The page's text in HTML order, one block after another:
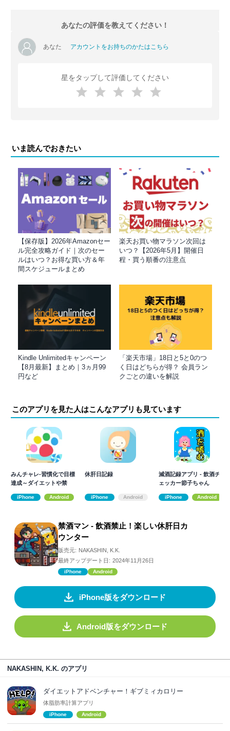
あなたの評価を教えてください！
あなた アカウントをお持ちのかたはこちら
星をタップして評価してください
いま読んでおきたい
【保存版】2026年Amazonセー
ル完全攻略ガイド｜次のセー
ルはいつ？お得な買い方＆年
間スケジュールまとめ
楽天お買い物マラソン次回は
いつ？【2026年5月】開催日
程・買う順番の注意点
Kindle Unlimitedキャンペーン
【8月最新】まとめ｜3ヵ月99
円など
「楽天市場」18日と5と0のつ
く日はどちらが得？ 会員ラン
クごとの違いを解説
このアプリを見た人はこんなアプリも見ています
みんチャレ-習慣化で目標
達成～ダイエットや禁
iPhone Android
休肝日記録
iPhone Android
減酒記録アプリ - 飲酒チ
ェッカー節子ちゃん
iPhone Android
禁酒マン - 飲酒禁止！楽しい休肝日カ
ウンター
販売元: NAKASHIN, K.K.
最終アップデート日: 2024年11月26日
iPhone Android
iPhone版をダウンロード
Android版をダウンロード
NAKASHIN, K.K. のアプリ
ダイエットアドベンチャー！ギブミィカロリー
体脂肪率計算アプリ
iPhone Android